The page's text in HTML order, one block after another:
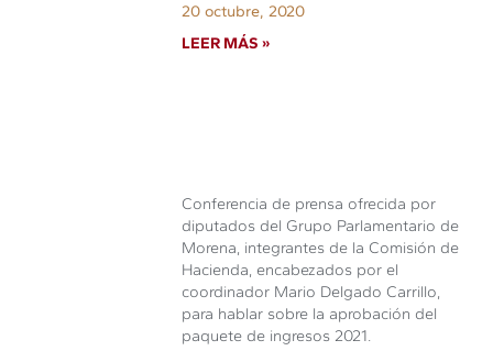
20 octubre, 2020
LEER MÁS »
Conferencia de prensa ofrecida por
diputados del Grupo Parlamentario de
Morena, integrantes de la Comisión de
Hacienda, encabezados por el
coordinador Mario Delgado Carrillo,
para hablar sobre la aprobación del
paquete de ingresos 2021.